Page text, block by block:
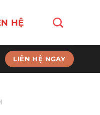
HỆ
LIÊN HỆ NGAY